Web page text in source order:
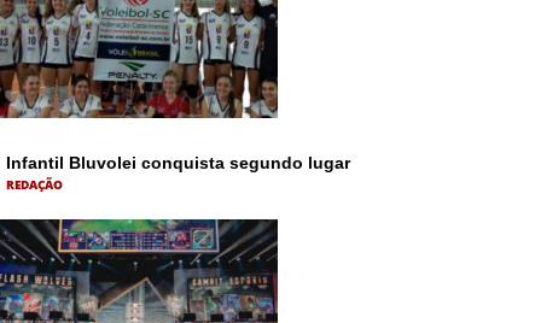
Infantil Bluvolei conquista segundo lugar
REDAÇÃO